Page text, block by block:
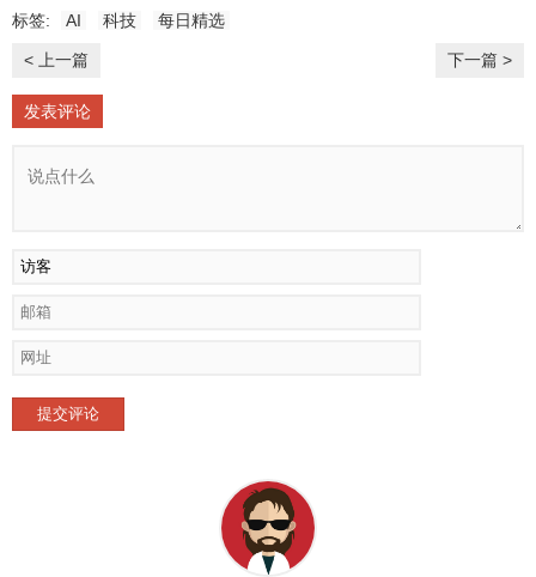
标签: AI 科技 每日精选
< 上一篇 下一篇 >
发表评论
提交评论